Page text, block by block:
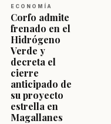
ECONOMÍA
Corfo admite
frenado en el
Hidrógeno
Verde y
decreta el
cierre
anticipado de
su proyecto
estrella en
Magallanes